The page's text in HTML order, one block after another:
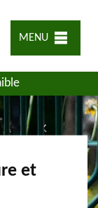
MENU
et